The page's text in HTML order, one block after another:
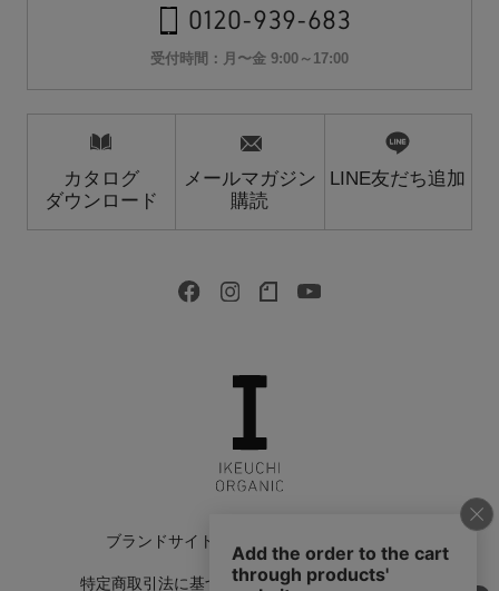
0120-939-683
受付時間：月〜金 9:00～17:00
カタログ
ダウンロード
メールマガジン
購読
LINE友だち追加
ブランドサイト
特定商取引法に基づく表記 返品特約について